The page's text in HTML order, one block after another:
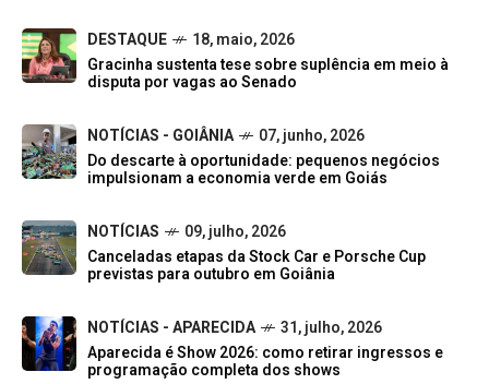
DESTAQUE
18, maio, 2026
Gracinha sustenta tese sobre suplência em meio à
disputa por vagas ao Senado
NOTÍCIAS - GOIÂNIA
07, junho, 2026
Do descarte à oportunidade: pequenos negócios
impulsionam a economia verde em Goiás
NOTÍCIAS
09, julho, 2026
Canceladas etapas da Stock Car e Porsche Cup
previstas para outubro em Goiânia
NOTÍCIAS - APARECIDA
31, julho, 2026
Aparecida é Show 2026: como retirar ingressos e
programação completa dos shows